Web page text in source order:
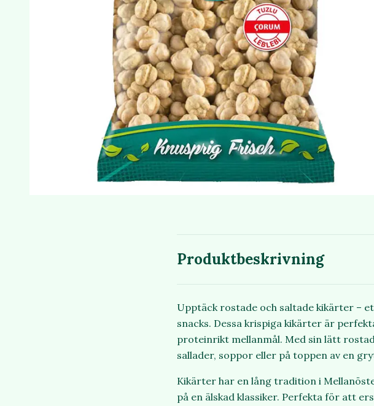
Produktbeskrivning
Upptäck rostade och saltade kikärter –
snacks. Dessa krispiga kikärter är
proteinrikt mellanmål. Med sin lätt
sallader, soppor eller på toppen av en
Kikärter har en lång tradition i
på en älskad klassiker. Perfekta för att